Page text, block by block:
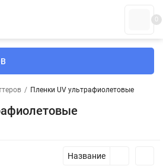
0
/ Пленки UV ультрафиолетовые
Название